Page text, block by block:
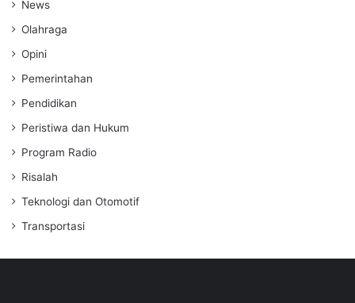
News
Olahraga
Opini
Pemerintahan
Pendidikan
Peristiwa dan Hukum
Program Radio
Risalah
Teknologi dan Otomotif
Transportasi